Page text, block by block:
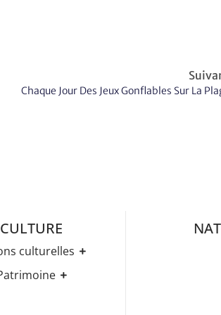
Chaque Jour Des Jeux Gonflables Sur La
CULTURE
culturelles
Médiathèque